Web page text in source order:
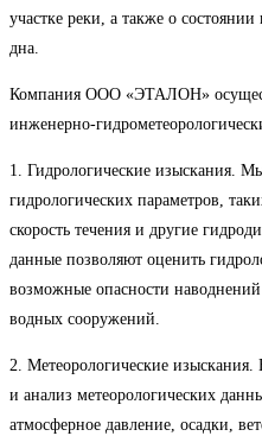
участке реки, а также о
дна.
Компания ООО «ЭТАЛОН»
инженерно-
1. Гидрологические изыскания.
гидрологических параметров,
скорость течения и другие
данные позволяют оценить
возможные опасности
водных сооружений.
2. Метеорологические
и анализ метеорологических
атмосферное давление, осадки,